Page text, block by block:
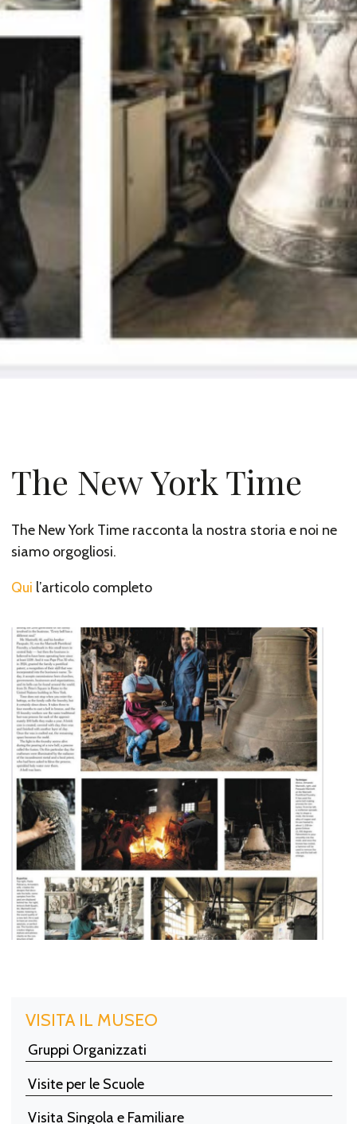
The New York Time
The New York Time racconta la nostra storia e noi ne
siamo orgogliosi.
Qui l’articolo completo
VISITA IL MUSEO
Gruppi Organizzati
Visite per le Scuole
Visita Singola e Familiare